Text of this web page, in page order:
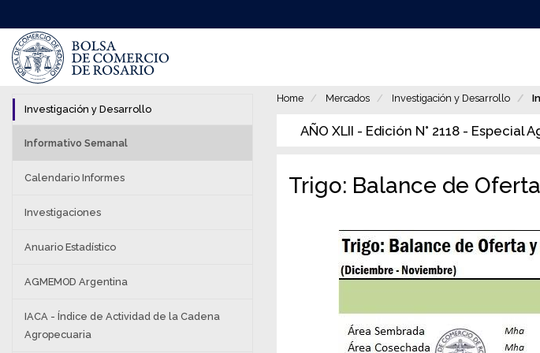
al
contenido
principal
Home Mercados Investigación y Desarrollo
AÑO XLII - Edición N° 2118 - Especial
Trigo: Balance de
Investigación y Desarrollo
Informativo Semanal
Calendario Informes
Investigaciones
Anuario Estadístico
AGMEMOD Argentina
IACA - Índice de Actividad de la Cadena
Agropecuaria